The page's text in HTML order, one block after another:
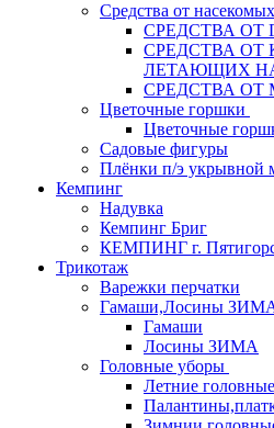
Средства от
СPEДСТВА ОТ
СРЕДСТВА ОТ
ЛЕТАЮЩИХ
СРЕДСТВА ОТ
Цветочные горшки
Цветочные
Садовые фигуры
Плёнки п/э укрывной
Кемпинг
Надувка
Кемпинг Бриг
КЕМПИНГ г.
Трикотаж
Варежки перчатки
Гамаши,Лосины
Гамаши
Лосины ЗИМА
Головные уборы
Летние